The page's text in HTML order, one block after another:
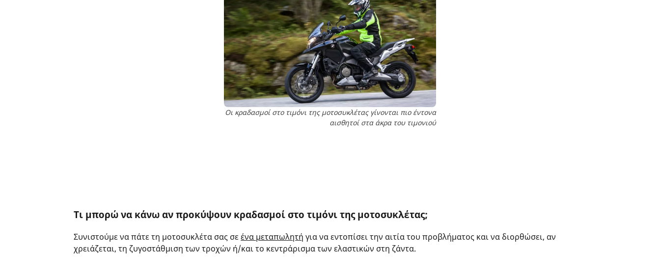
Οι κραδασμοί στο τιμόνι της μοτοσυκλέτας γίνονται πιο έντονα
αισθητοί στα άκρα του τιμονιού
Τι μπορώ να κάνω αν προκύψουν κραδασμοί στο τιμόνι της μοτοσυκλέτας;
Συνιστούμε να πάτε τη μοτοσυκλέτα σας σεένα μεταπωλητή για να εντοπίσει την αιτία του προβλήματος και να διορθώσει, αν
χρειάζεται, τη ζυγοστάθμιση των τροχών ή/και το κεντράρισμα των ελαστικών στη ζάντα.